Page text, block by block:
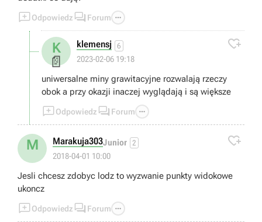
Odpowiedz  Forum 
K
📄
klemensj 6
2023-02-06 19:18

uniwersalne miny grawitacyjne rozwalają rzeczy
obok a przy okazji inaczej wyglądają i są większe
Odpowiedz  Forum 
M Marakuja303Junior 2
2018-04-01 10:00

Jesli chcesz zdobyc lodz to wyzwanie punkty widokowe
ukoncz
Odpowiedz  Forum 